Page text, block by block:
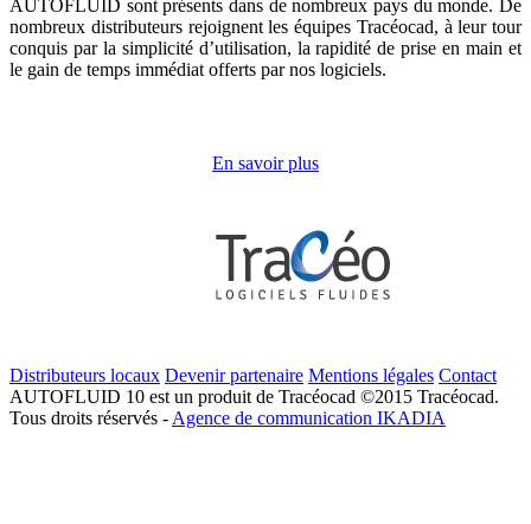
AUTOFLUID sont présents dans de nombreux pays du monde. De
nombreux distributeurs rejoignent les équipes Tracéocad, à leur tour
conquis par la simplicité d’utilisation, la rapidité de prise en main et
le gain de temps immédiat offerts par nos logiciels.
En savoir plus
Distributeurs locaux Devenir partenaire Mentions légales Contact
AUTOFLUID 10 est un produit de Tracéocad ©2015 Tracéocad.
Tous droits réservés - Agence de communication IKADIA